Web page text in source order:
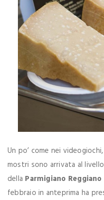
Un po’ come nei
mostri sono arrivata al
della Parmigiano
febbraio in anteprima ha